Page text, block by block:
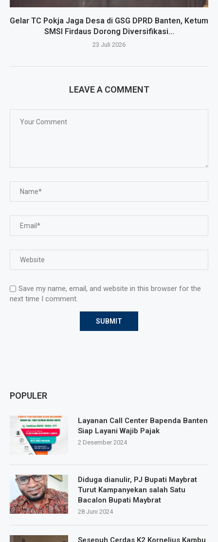
Gelar TC Pokja Jaga Desa di GSG DPRD Banten, Ketum
SMSI Firdaus Dorong Diversifikasi...
23 Juli 2026
LEAVE A COMMENT
Save my name, email, and website in this browser for the
next time I comment.
POPULER
Layanan Call Center Bapenda Banten
Siap Layani Wajib Pajak
2 Desember 2024
Diduga dianulir, PJ Bupati Maybrat
Turut Kampanyekan salah Satu
Bacalon Bupati Maybrat
28 Juni 2024
Sesepuh Cerdas K2 Kornelius Kambu